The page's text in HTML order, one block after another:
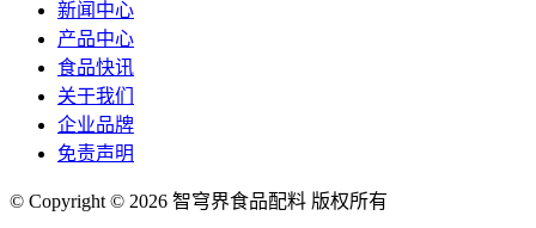
新闻中心
产品中心
食品快讯
关于我们
企业品牌
免责声明
© Copyright © 2026 智穹界食品配料 版权所有